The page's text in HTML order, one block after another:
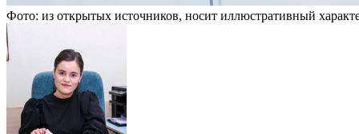
Фото: из открытых источников, носит иллюстративный